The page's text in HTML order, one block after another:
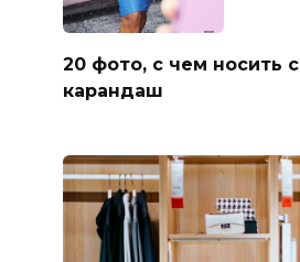
20 фото, с чем носить
карандаш